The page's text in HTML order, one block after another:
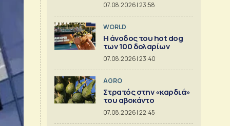
07.08.2026 | 23:58
WORLD
Η άνοδος του hot dog
των 100 δολαρίων
07.08.2026 | 23:40
AGRO
Στρατός στην «καρδιά»
του αβοκάντο
07.08.2026 | 22:45